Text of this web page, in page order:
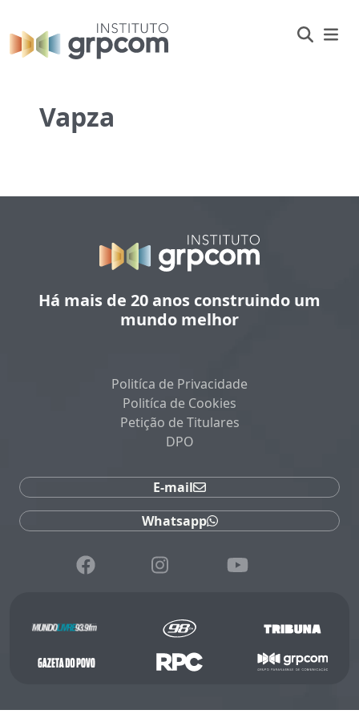
Vapza
Há mais de 20 anos construindo um
mundo melhor
Politíca de Privacidade
Politíca de Cookies
Petição de Titulares
DPO
E-mail
Whatsapp